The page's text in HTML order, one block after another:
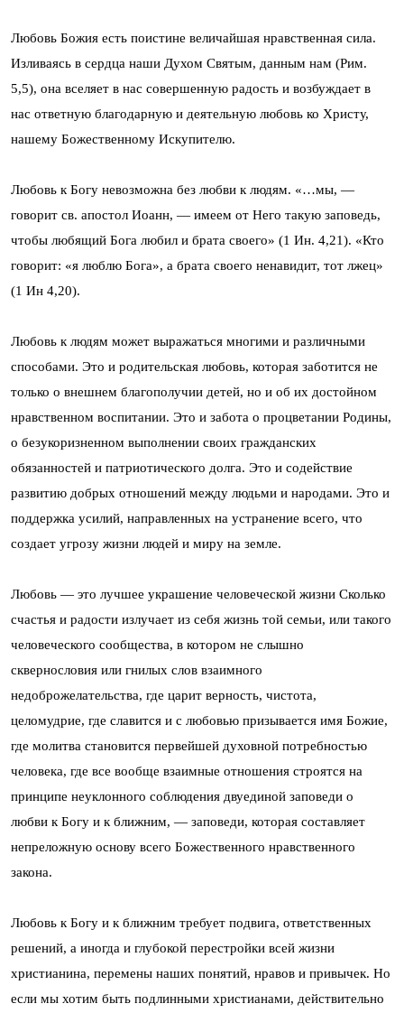
Любовь Божия есть поистине величайшая нравственная сила.
Изливаясь в сердца наши Духом Святым, данным нам (Рим.
5,5), она вселяет в нас совершенную радость и возбуждает в
нас ответную благодарную и деятельную любовь ко Христу,
нашему Божественному Искупителю.
Любовь к Богу невозможна без любви к людям. «…мы, —
говорит св. апостол Иоанн, — имеем от Него такую заповедь,
чтобы любящий Бога любил и брата своего» (1 Ин. 4,21). «Кто
говорит: «я люблю Бога», а брата своего ненавидит, тот лжец»
(1 Ин 4,20).
Любовь к людям может выражаться многими и различными
способами. Это и родительская любовь, которая заботится не
только о внешнем благополучии детей, но и об их достойном
нравственном воспитании. Это и забота о процветании Родины,
о безукоризненном выполнении своих гражданских
обязанностей и патриотического долга. Это и содействие
развитию добрых отношений между людьми и народами. Это и
поддержка усилий, направленных на устранение всего, что
создает угрозу жизни людей и миру на земле.
Любовь — это лучшее украшение человеческой жизни Сколько
счастья и радости излучает из себя жизнь той семьи, или такого
человеческого сообщества, в котором не слышно
сквернословия или гнилых слов взаимного
недоброжелательства, где царит верность, чистота,
целомудрие, где славится и с любовью призывается имя Божие,
где молитва становится первейшей духовной потребностью
человека, где все вообще взаимные отношения строятся на
принципе неуклонного соблюдения двуединой заповеди о
любви к Богу и к ближним, — заповеди, которая составляет
непреложную основу всего Божественного нравственного
закона.
Любовь к Богу и к ближним требует подвига, ответственных
решений, а иногда и глубокой перестройки всей жизни
христианина, перемены наших понятий, нравов и привычек. Но
если мы хотим быть подлинными христианами, действительно